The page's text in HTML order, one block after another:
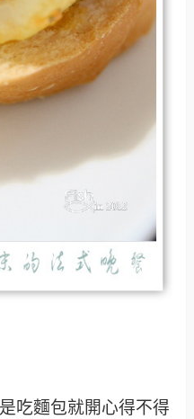
吃麵包就開心得不得